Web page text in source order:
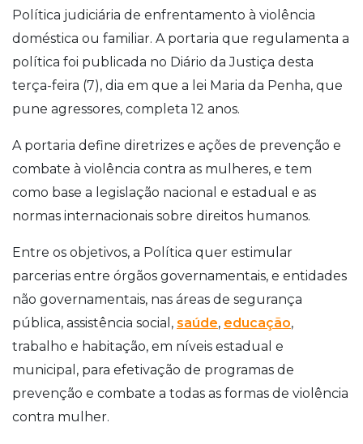
Política judiciária de enfrentamento à violência
doméstica ou familiar. A portaria que regulamenta a
política foi publicada no Diário da Justiça desta
terça-feira (7), dia em que a lei Maria da Penha, que
pune agressores, completa 12 anos.
A portaria define diretrizes e ações de prevenção e
combate à violência contra as mulheres, e tem
como base a legislação nacional e estadual e as
normas internacionais sobre direitos humanos.
Entre os objetivos, a Política quer estimular
parcerias entre órgãos governamentais, e entidades
não governamentais, nas áreas de segurança
pública, assistência social, saúde, educação,
trabalho e habitação, em níveis estadual e
municipal, para efetivação de programas de
prevenção e combate a todas as formas de violência
contra mulher.